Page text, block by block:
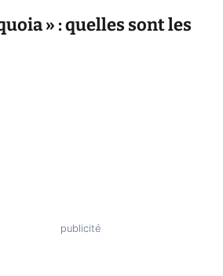
» : quelles sont les